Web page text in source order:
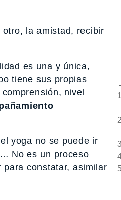
la amistad, recibir
es una y única,
tiene sus propias
nivel
yoga no se puede ir
No es un proceso
para constatar, asimilar